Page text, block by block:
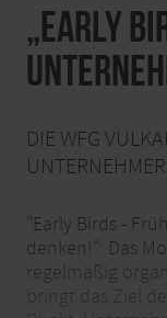
„Early
DIE WFG
"Early Birds -
denken!": Das
regelmäßig
bringt das Ziel